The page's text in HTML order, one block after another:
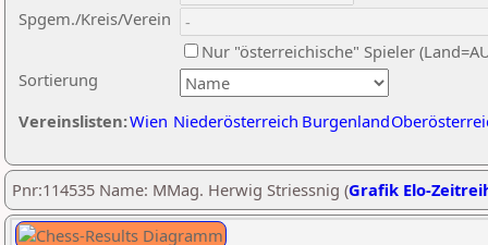
Sortierung
Spgem./Kreis/Verein
Nur "österreichische" Spieler
Vereinslisten:Wien Niederösterreich Burgenland
Pnr:114535 Name: MMag. Herwig Striessnig (Grafik Elo-